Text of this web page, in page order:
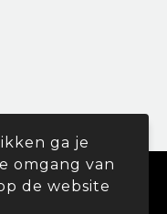
2024
ga je
omgang van
de website